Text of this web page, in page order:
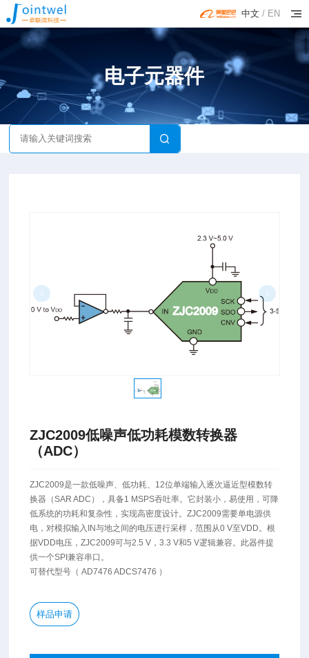
中文 / EN
电子元器件
ZJC2009低噪声低功耗模数转换器
（ADC）
ZJC2009是一款低噪声、低功耗、12位单端输入逐次逼近型模数转
换器（SAR ADC），具备1 MSPS吞吐率。它封装小，易使用，可降
低系统的功耗和复杂性，实现高密度设计。ZJC2009需要单电源供
电，对模拟输入IN与地之间的电压进行采样，范围从0 V至VDD。根
据VDD电压，ZJC2009可与2.5 V，3.3 V和5 V逻辑兼容。此器件提
供一个SPI兼容串口。
可替代型号（ AD7476 ADCS7476 ）
样品申请